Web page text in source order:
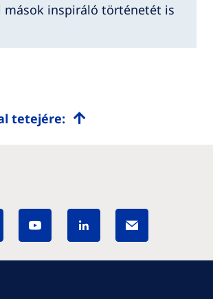
mások inspiráló történetét is
tetejére: